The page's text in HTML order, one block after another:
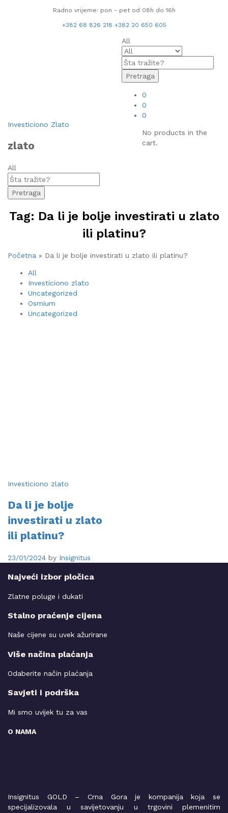
Radno vrijeme: pon - pet od 08h do 16h
+382 68 826 218 +382 20 650 605
Investiciono Zlato
zlato
All
Pretraga
0
0
0
No products in the
cart.
All
Pretraga
Tag: Da li je bolje investirati u zlato
ili platinu?
Početna » Da li je bolje investirati u zlato ili platinu?
All
Investiciono zlato
Uncategorized
Osmium
Uncategorized
Investiciono zlato
Da li je bolje
investirati u zlato
ili platinu?
23/01/2024 by Insignitus
Najveći izbor pločica
Zlatne poluge i dukati
Stalno praćenje cijena
Naše cijene su uvek ažurirane
Više načina plaćanja
Odaberite način plaćanja
Savjeti i podrška
Mi smo uvijek tu za vas
O NAMA
Insignitus GOLD – Crna Gora je kompanija koja se
specijalizovala u savijetovanju u trgovini plemenitim